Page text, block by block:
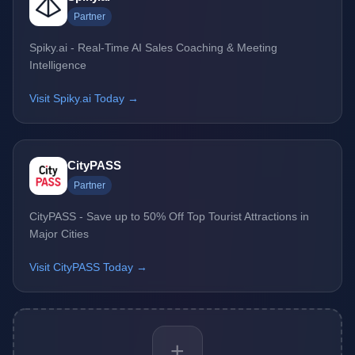
Partner
Spiky.ai - Real-Time AI Sales Coaching & Meeting
Intelligence
Visit Spiky.ai Today →
CityPASS
Partner
CityPASS - Save up to 50% Off Top Tourist Attractions in
Major Cities
Visit CityPASS Today →